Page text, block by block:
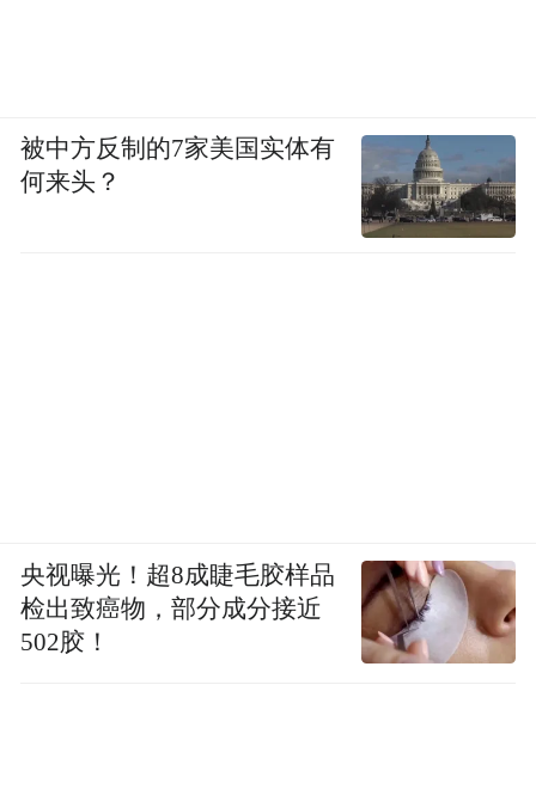
被中方反制的7家美国实体有
何来头？
央视曝光！超8成睫毛胶样品
检出致癌物，部分成分接近
502胶！